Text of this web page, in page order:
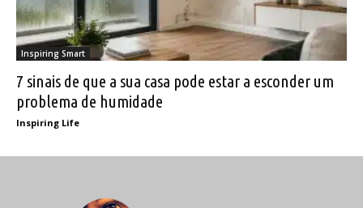
Inspiring Smart
7 sinais de que a sua casa pode estar a esconder um
problema de humidade
Inspiring Life